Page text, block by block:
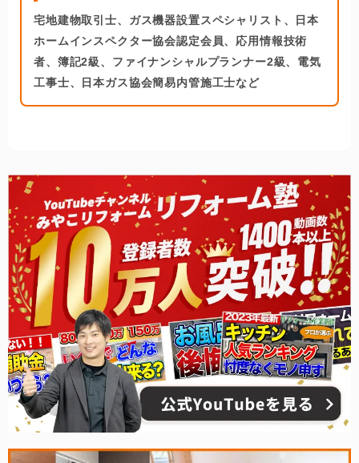
宅地建物取引士、ガス機器設置スペシャリスト、日本
ホームインスペクター協会認定会員、応用情報技術
者、簿記2級、ファイナンシャルプランナー2級、電気
工事士、日本ガス協会簡易内管施工士など